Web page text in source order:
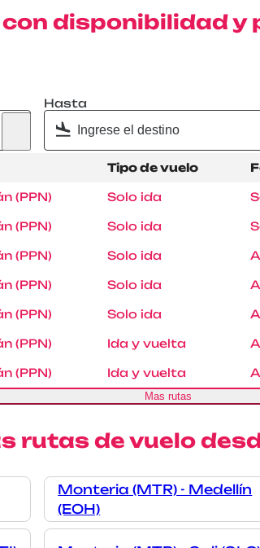
disponibilidad y
Hasta
Tipo de vuelo
(PPN) Solo ida
(PPN) Solo ida
(PPN) Solo ida
(PPN) Solo ida
(PPN) Solo ida
(PPN) Ida y vuelta
(PPN) Ida y vuelta
Mas rutas
rutas de vuelo
Monteria (MTR) - Medellín
(EOH)